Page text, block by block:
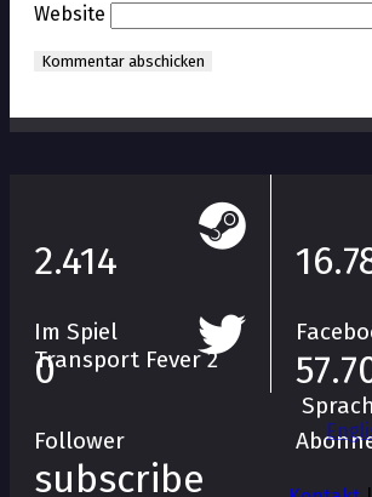
Website
2.414
Im Spiel
Transport Fever 2
0
Follower
subscribe